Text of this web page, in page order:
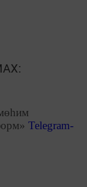
Telegram-